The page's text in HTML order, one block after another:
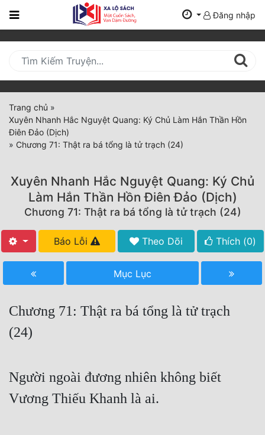
Trang
Mới
Cập
Nhật
(current)
BXH
Truyện Mới Ra
Hoàn Thành
Free
Hậu Cung
Truyện Convert
Truyện Nhập Môn
Truyện ngắn
Đăng nhập
Trang chủ »
Xuyên Nhanh Hắc Nguyệt Quang: Ký Chủ Làm Hắn Thần Hồn
Điên Đảo (Dịch)
» Chương 71: Thật ra bá tổng là tử trạch (24)
Xuyên Nhanh Hắc Nguyệt Quang: Ký Chủ
Làm Hắn Thần Hồn Điên Đảo (Dịch)
Chương 71: Thật ra bá tổng là tử trạch (24)
Báo Lỗi Theo Dõi Thích (0)
Mục Lục
Chương 71: Thật ra bá tổng là tử trạch
(24)
Người ngoài đương nhiên không biết
Vương Thiếu Khanh là ai.